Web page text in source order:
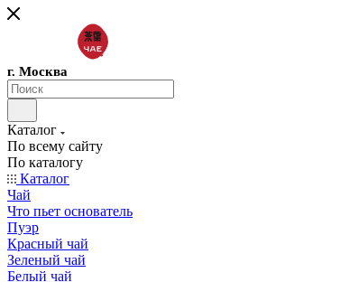
г. Москва
Каталог
По всему сайту
По каталогу
Каталог
Чай
Что пьет основатель
Пуэр
Красный чай
Зеленый чай
Белый чай